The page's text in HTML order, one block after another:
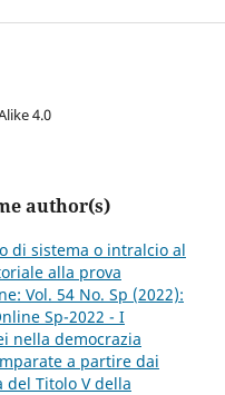
4.0
author(s)
di sistema o intralcio al
alla prova
Vol. 54 No. Sp (2022):
Sp-2022 - I
nella democrazia
a partire dai
del Titolo V della